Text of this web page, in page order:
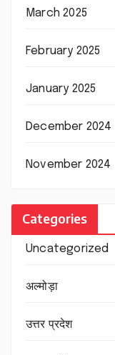
March 2025
February 2025
January 2025
December 2024
November 2024
Categories
Uncategorized
अल्मोड़ा
उत्तर प्रदेश